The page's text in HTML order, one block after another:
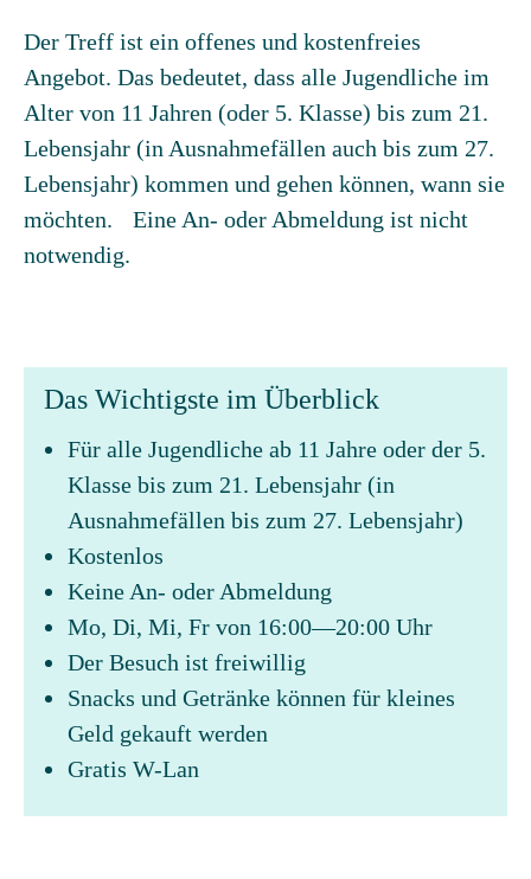
Der Treff ist ein offenes und kostenfreies
Angebot. Das bedeutet, dass alle Jugendliche im
Alter von 11 Jahren (oder 5. Klasse) bis zum 21.
Lebensjahr (in Ausnahmefällen auch bis zum 27.
Lebensjahr) kommen und gehen können, wann sie
möchten. Eine An- oder Abmeldung ist nicht
notwendig.
Das Wichtigste im Überblick
Für alle Jugendliche ab 11 Jahre oder der 5.
Klasse bis zum 21. Lebensjahr (in
Ausnahmefällen bis zum 27. Lebensjahr)
Kostenlos
Keine An- oder Abmeldung
Mo, Di, Mi, Fr von 16:00—20:00 Uhr
Der Besuch ist freiwillig
Snacks und Getränke können für kleines
Geld gekauft werden
Gratis W-Lan